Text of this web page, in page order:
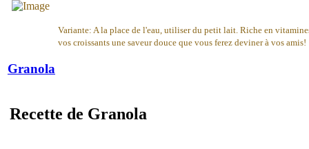
Variante: A la place de l'eau, utiliser du petit lait. Riche en
vos croissants une saveur douce que vous ferez deviner à vos amis!
Granola
Recette de Granola